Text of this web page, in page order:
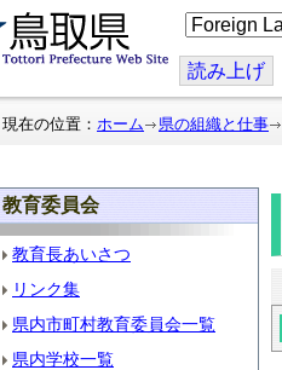
こ
の
ジ
を
翻
読み上げ
現在の位置： ホーム 県の組織と仕事
教育委員会
教育長あいさつ
リンク集
県内市町村教育委員会一覧
県内学校一覧